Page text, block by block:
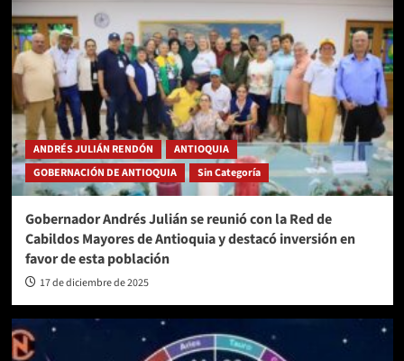
ANDRÉS JULIÁN RENDÓN
ANTIOQUIA
GOBERNACIÓN DE ANTIOQUIA
Sin Categoría
Gobernador Andrés Julián se reunió con la Red de
Cabildos Mayores de Antioquia y destacó inversión en
favor de esta población
17 de diciembre de 2025